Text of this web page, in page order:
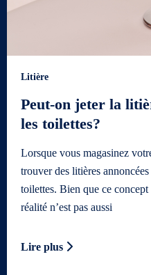
Litière
Peut-on jeter la
les toilettes?
Lorsque vous magasinez
trouver des litières
toilettes. Bien que ce
réalité n’est pas aussi
Lire plus